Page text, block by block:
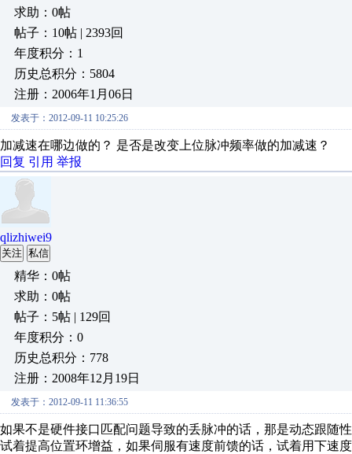
求助：0帖
帖子：10帖 | 2393回
年度积分：1
历史总积分：5804
注册：2006年1月06日
发表于：2012-09-11 10:25:26
加减速在哪边做的？ 是否是改变上位脉冲频率做的加减速？
回复 引用 举报
qlizhiwei9
关注 私信
精华：0帖
求助：0帖
帖子：5帖 | 129回
年度积分：0
历史总积分：778
注册：2008年12月19日
发表于：2012-09-11 11:36:55
如果不是硬件接口匹配问题导致的丢脉冲的话，那是动态跟随
试着提高位置环增益，如果伺服有速度前馈的话，试着用下速